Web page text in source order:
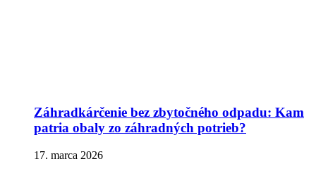
Záhradkárčenie bez zbytočného odpadu: Kam
patria obaly zo záhradných potrieb?
17. marca 2026